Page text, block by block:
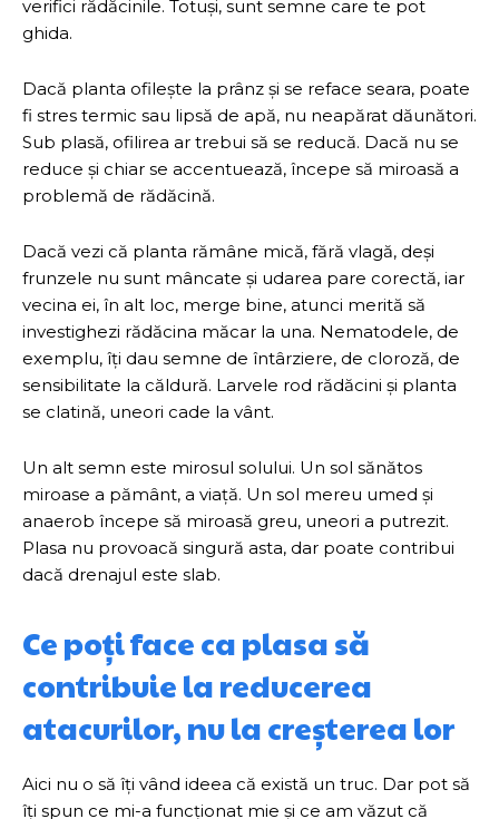
verifici rădăcinile. Totuși, sunt semne care te pot
ghida.
Dacă planta ofilește la prânz și se reface seara, poate
fi stres termic sau lipsă de apă, nu neapărat dăunători.
Sub plasă, ofilirea ar trebui să se reducă. Dacă nu se
reduce și chiar se accentuează, începe să miroasă a
problemă de rădăcină.
Dacă vezi că planta rămâne mică, fără vlagă, deși
frunzele nu sunt mâncate și udarea pare corectă, iar
vecina ei, în alt loc, merge bine, atunci merită să
investighezi rădăcina măcar la una. Nematodele, de
exemplu, îți dau semne de întârziere, de cloroză, de
sensibilitate la căldură. Larvele rod rădăcini și planta
se clatină, uneori cade la vânt.
Un alt semn este mirosul solului. Un sol sănătos
miroase a pământ, a viață. Un sol mereu umed și
anaerob începe să miroasă greu, uneori a putrezit.
Plasa nu provoacă singură asta, dar poate contribui
dacă drenajul este slab.
Ce poți face ca plasa să
contribuie la reducerea
atacurilor, nu la creșterea lor
Aici nu o să îți vând ideea că există un truc. Dar pot să
îți spun ce mi-a funcționat mie și ce am văzut că